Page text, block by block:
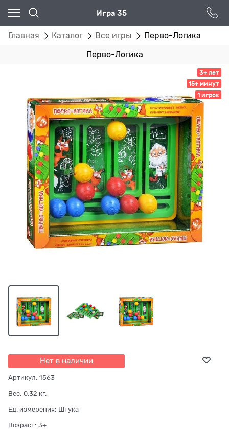
Игра 35
Главная Каталог Все игры Перво-Логика
Перво-Логика
3+ лет
15+ минут
1 игрок
Нет в наличии
Артикул: 1563
Вес: 0.32 кг.
Ед. измерения: Штука
Возраст: 3+